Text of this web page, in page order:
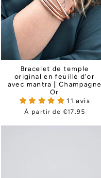
Bracelet de temple
original en feuille d'or
avec mantra | Champagne
Or
11 avis
À partir de €17.95